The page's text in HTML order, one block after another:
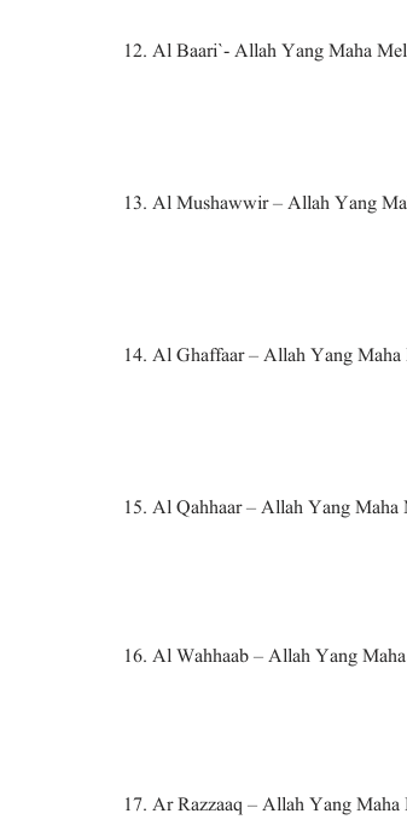
12. Al Baari`- Allah Yang Maha
13. Al Mushawwir – Allah Yang
14. Al Ghaffaar – Allah Yang Maha
15. Al Qahhaar – Allah Yang Maha
16. Al Wahhaab – Allah Yang
17. Ar Razzaaq – Allah Yang Maha